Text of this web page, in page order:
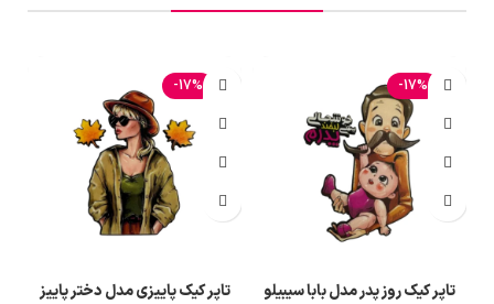
-17%
تاپر کیک روز پدر مدل بابا سیبیلو
-17%
تاپر کیک پاییزی مدل دختر پاییز